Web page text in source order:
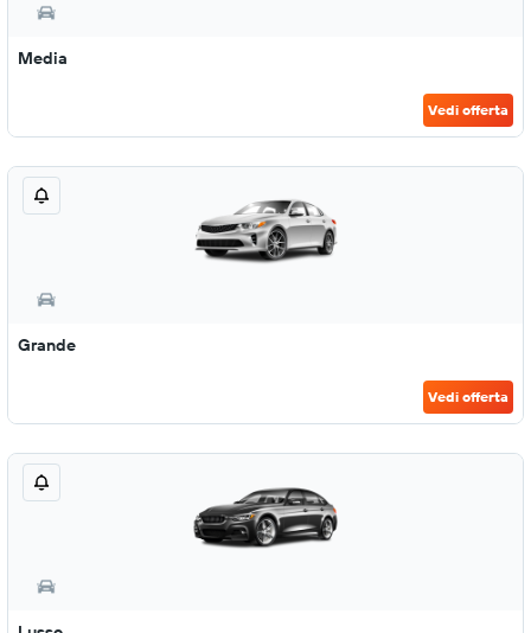
Media
Vedi offerta
Grande
Vedi offerta